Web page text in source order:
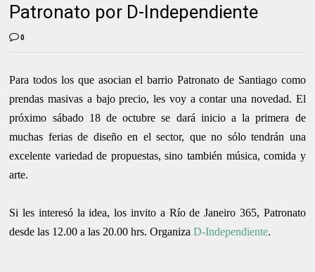
Patronato por D-Independiente
0
Para todos los que asocian el barrio Patronato de Santiago como
prendas masivas a bajo precio, les voy a contar una novedad. El
próximo sábado 18 de octubre se dará inicio a la primera de
muchas ferias de diseño en el sector, que no sólo tendrán una
excelente variedad de propuestas, sino también música, comida y
arte.
Si les interesó la idea, los invito a Río de Janeiro 365, Patronato
desde las 12.00 a las 20.00 hrs. OrganizaD-Independiente.